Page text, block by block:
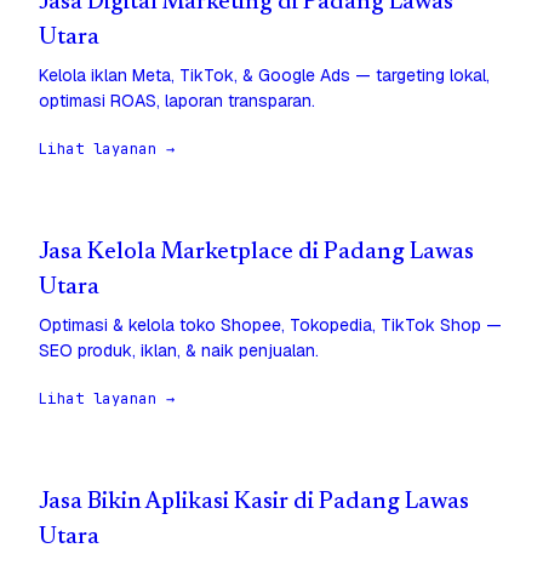
Utara
Kelola iklan Meta, TikTok, & Google Ads — targeting lokal,
optimasi ROAS, laporan transparan.
Lihat layanan →
Jasa Kelola Marketplace di Padang Lawas
Utara
Optimasi & kelola toko Shopee, Tokopedia, TikTok Shop —
SEO produk, iklan, & naik penjualan.
Lihat layanan →
Jasa Bikin Aplikasi Kasir di Padang Lawas
Utara